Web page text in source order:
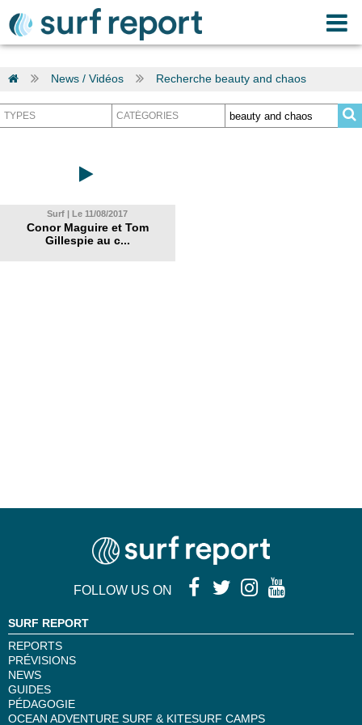
News / Vidéos Recherche beauty and chaos
Surf | Le 11/08/2017
Conor Maguire et Tom
Gillespie au c...
FOLLOW US ON
SURF REPORT
REPORTS
PRÉVISIONS
NEWS
GUIDES
PÉDAGOGIE
OCEAN ADVENTURE SURF & KITESURF CAMPS